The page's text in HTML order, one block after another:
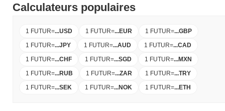
Calculateurs populaires
1 FUTUR=...USD 1 FUTUR=...EUR 1 FUTUR=...GBP
1 FUTUR=...JPY 1 FUTUR=...AUD 1 FUTUR=...CAD
1 FUTUR=...CHF 1 FUTUR=...SGD 1 FUTUR=...MXN
1 FUTUR=...RUB 1 FUTUR=...ZAR 1 FUTUR=...TRY
1 FUTUR=...SEK 1 FUTUR=...NOK 1 FUTUR=...ETH